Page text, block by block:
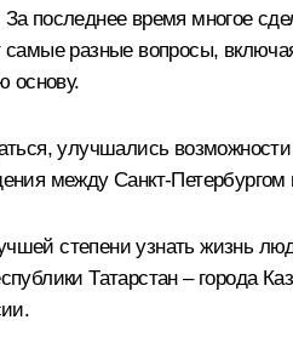
последнее время многое
разные вопросы,
основу.
улучшались
между Санкт-
степени узнать жизнь
Татарстан – города